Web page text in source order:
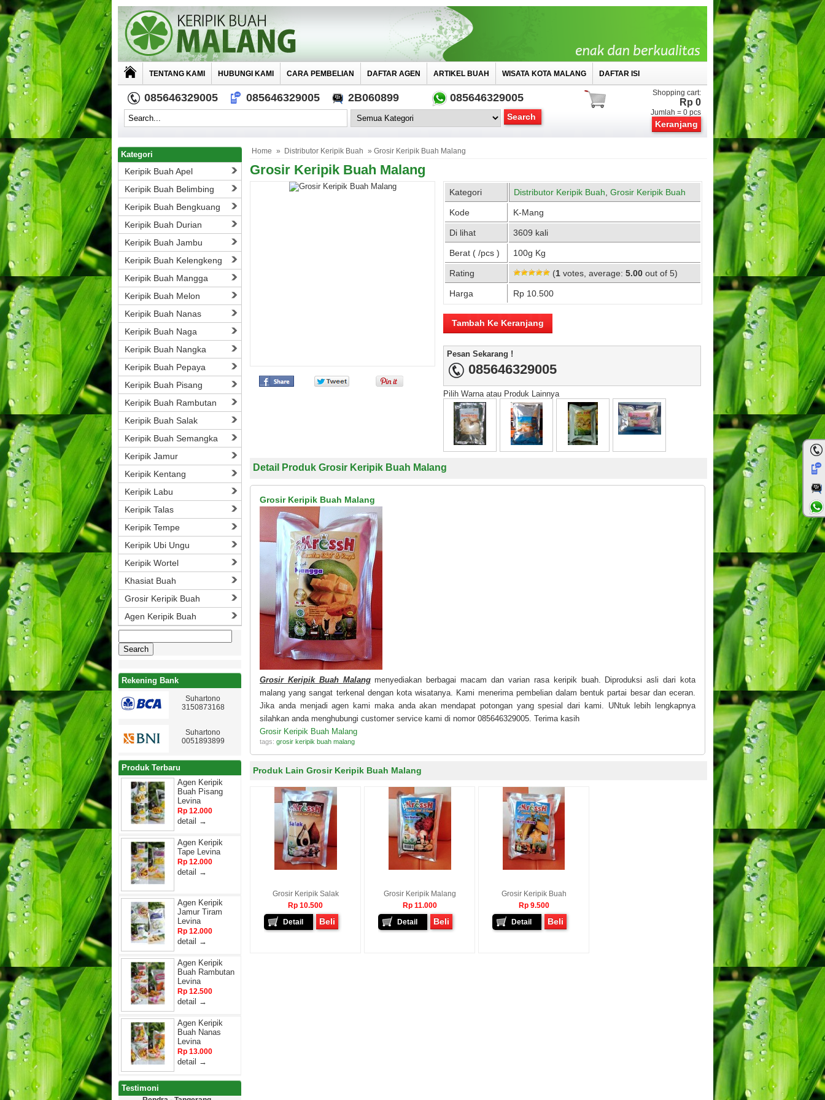
TENTANG KAMI HUBUNGI KAMI CARA PEMBELIAN DAFTAR AGEN ARTIKEL BUAH WISATA KOTA MALANG DAFTAR ISI
Shopping cart:
Rp 0
Jumlah = 0 pcs
Keranjang
085646329005 085646329005 2B060899 085646329005
Home » Distributor Keripik Buah » Grosir Keripik Buah Malang
Grosir Keripik Buah Malang
Kategori Distributor Keripik Buah Grosir Keripik Buah
Kode K-Mang
Di lihat 3609 kali
Berat ( /pcs ) 100g Kg
Rating (1 votes, average: 5.00 out of 5)
Harga Rp 10.500
Pesan Sekarang !
085646329005
Pilih Warna atau Produk Lainnya
Detail Produk Grosir Keripik Buah Malang
Grosir Keripik Buah Malang
Grosir Keripik Buah Malangmenyediakan berbagai macam dan varian rasa keripik buah. Diproduksi asli dari kota
malang yang sangat terkenal dengan kota wisatanya. Kami menerima pembelian dalam bentuk partai besar dan eceran.
Jika anda menjadi agen kami maka anda akan mendapat potongan yang spesial dari kami. UNtuk lebih lengkapnya
silahkan anda menghubungi customer service kami di nomor 085646329005. Terima kasih
Grosir Keripik Buah Malang
tags: grosir keripik buah malang
Produk Lain Grosir Keripik Buah Malang
Grosir Keripik Salak
Rp 10.500
Detail
Beli
Grosir Keripik Malang
Rp 11.000
Detail
Beli
Grosir Keripik Buah
Rp 9.500
Detail
Beli
Kategori
Keripik Buah Apel
Keripik Buah Belimbing
Keripik Buah Bengkuang
Keripik Buah Durian
Keripik Buah Jambu
Keripik Buah Kelengkeng
Keripik Buah Mangga
Keripik Buah Melon
Keripik Buah Nanas
Keripik Buah Naga
Keripik Buah Nangka
Keripik Buah Pepaya
Keripik Buah Pisang
Keripik Buah Rambutan
Keripik Buah Salak
Keripik Buah Semangka
Keripik Jamur
Keripik Kentang
Keripik Labu
Keripik Talas
Keripik Tempe
Keripik Ubi Ungu
Keripik Wortel
Khasiat Buah
Grosir Keripik Buah
Agen Keripik Buah
for:
Rekening Bank
Suhartono
3150873168
Suhartono
0051893899
Produk Terbaru
Agen Keripik
Buah Pisang
Levina
Rp 12.000
detail →
Agen Keripik
Tape Levina
Rp 12.000
detail →
Agen Keripik
Jamur Tiram
Levina
Rp 12.000
detail →
Agen Keripik
Buah Rambutan
Levina
Rp 12.500
detail →
Agen Keripik
Buah Nanas
Levina
Rp 13.000
detail →
Testimoni